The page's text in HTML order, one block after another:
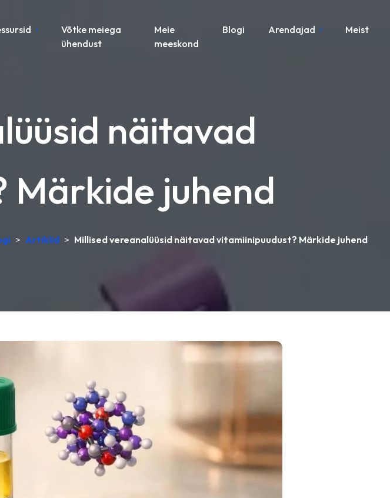
Võtke meiega
ühendust
Meie
meeskond
Blogi Arendajad Meist
näitavad
Märkide juhend
> Artiklid > Millised vereanalüüsid näitavad vitamiinipuudust? Märkide juhend